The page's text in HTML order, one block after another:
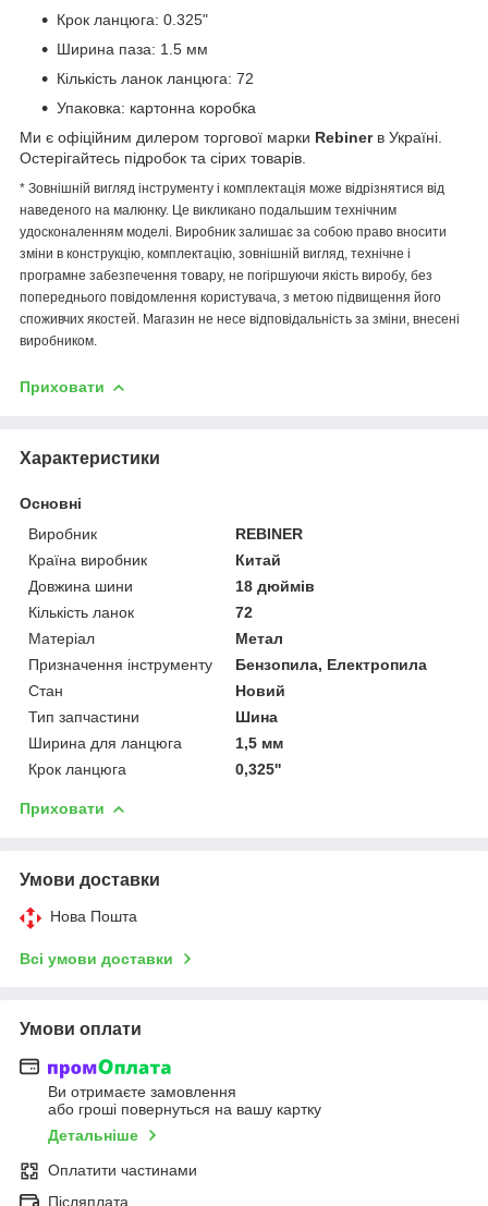
Крок ланцюга: 0.325"
Ширина паза: 1.5 мм
Кількість ланок ланцюга: 72
Упаковка: картонна коробка
Ми є офіційним дилером торгової марки Rebinerв Україні.
Остерігайтесь підробок та сірих товарів.
* Зовнішній вигляд інструменту і комплектація може відрізнятися від
наведеного на малюнку. Це викликано подальшим технічним
удосконаленням моделі. Виробник залишає за собою право вносити
зміни в конструкцію, комплектацію, зовнішній вигляд, технічне і
програмне забезпечення товару, не погіршуючи якість виробу, без
попереднього повідомлення користувача, з метою підвищення його
споживчих якостей. Магазин не несе відповідальність за зміни, внесені
виробником.
Приховати
Характеристики
Основні
Виробник
REBINER
Країна виробник
Китай
Довжина шини
18 дюймів
Кількість ланок
72
Матеріал
Метал
Призначення інструменту
Бензопила, Електропила
Стан
Новий
Тип запчастини
Шина
Ширина для ланцюга
1,5 мм
Крок ланцюга
0,325''
Приховати
Умови доставки
Нова Пошта
Всі умови доставки
Умови оплати
Ви отримаєте замовлення
або гроші повернуться на вашу картку
Детальніше
Оплатити частинами
Післяплата